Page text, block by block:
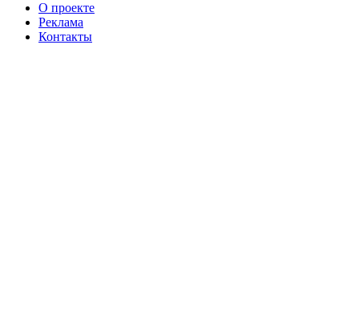
О проекте
Реклама
Контакты